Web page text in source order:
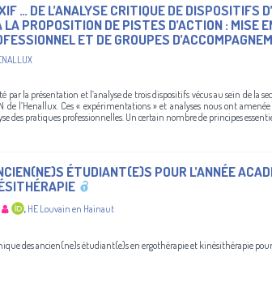
… DE L’ANALYSE CRITIQUE DE DISPOSITIFS
PROPOSITION DE PISTES D’ACTION : MISE
ET DE GROUPES
par la présentation et l’analyse de trois dispositifs vécus au sein de la
de l’Henallux. Ces « expérimentations » et analyses nous ont
des pratiques professionnelles. Un certain nombre de principes
ÉTUDIANT(E)S POUR L’ANNÉE
, HE Louvain en Hainaut
des ancien(ne)s étudiant(e)s en ergothérapie et kinésithérapie